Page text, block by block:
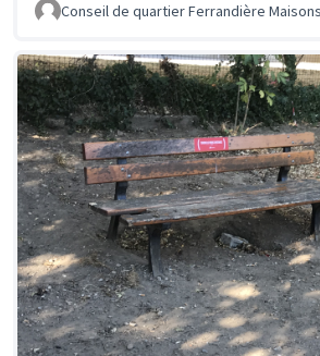
Conseil de quartier Ferrandière